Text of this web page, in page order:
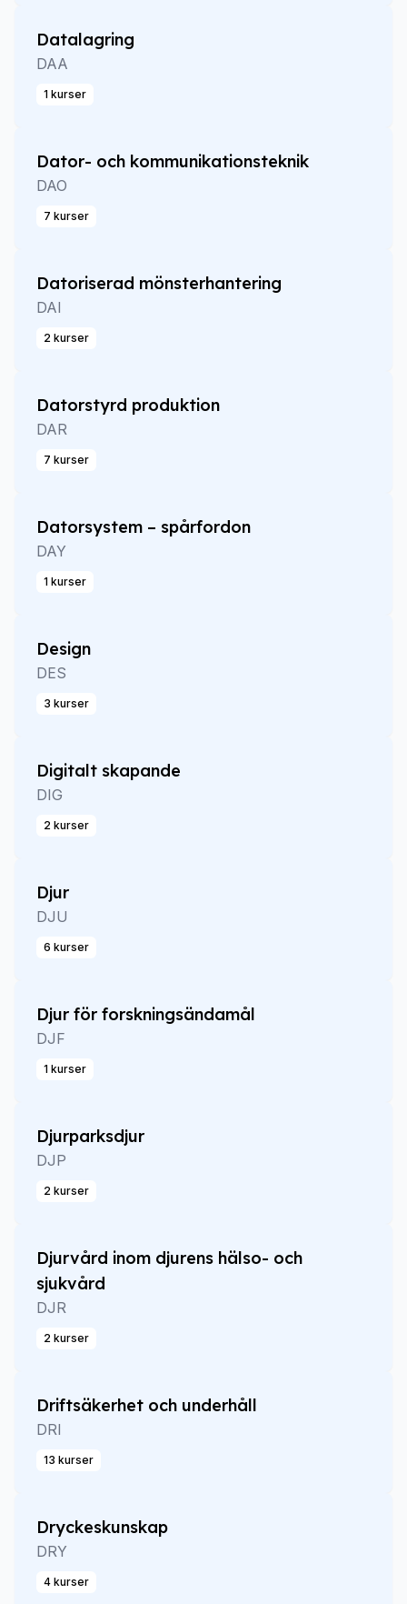
Datalagring
DAA
1 kurser
Dator- och kommunikationsteknik
DAO
7 kurser
Datoriserad mönsterhantering
DAI
2 kurser
Datorstyrd produktion
DAR
7 kurser
Datorsystem – spårfordon
DAY
1 kurser
Design
DES
3 kurser
Digitalt skapande
DIG
2 kurser
Djur
DJU
6 kurser
Djur för forskningsändamål
DJF
1 kurser
Djurparksdjur
DJP
2 kurser
Djurvård inom djurens hälso- och
sjukvård
DJR
2 kurser
Driftsäkerhet och underhåll
DRI
13 kurser
Dryckeskunskap
DRY
4 kurser